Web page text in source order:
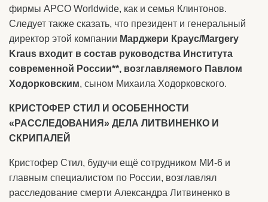
фирмы APCO Worldwide, как и семья Клинтонов.
Следует также сказать, что президент и генеральный
директор этой компании Марджери Краус/Margery
Kraus входит в состав руководства Института
современной России**, возглавляемого Павлом
Ходорковским, сыном Михаила Ходорковского.
КРИСТОФЕР СТИЛ И ОСОБЕННОСТИ
«РАССЛЕДОВАНИЯ» ДЕЛА ЛИТВИНЕНКО И
СКРИПАЛЕЙ
Кристофер Стил, будучи ещё сотрудником МИ-6 и
главным специалистом по России, возглавлял
расследование смерти Александра Литвиненко в